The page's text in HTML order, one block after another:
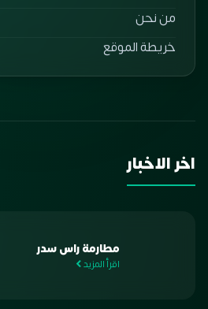
من نحن
خريطة الموقع
اخر الاخبار
مطارمة راس سدر
اقرأ المزيد